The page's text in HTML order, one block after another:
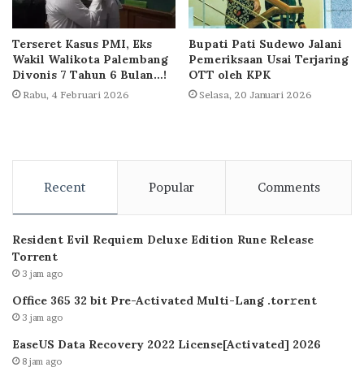
Terseret Kasus PMI, Eks
Wakil Walikota Palembang
Divonis 7 Tahun 6 Bulan…!
Rabu, 4 Februari 2026
Bupati Pati Sudewo Jalani
Pemeriksaan Usai Terjaring
OTT oleh KPK
Selasa, 20 Januari 2026
Recent Popular Comments
Resident Evil Requiem Deluxe Edition Rune Release
Torrent
3 jam ago
Office 365 32 bit Pre-Activated Multi-Lang .tоr𝚛еnt
3 jam ago
EaseUS Data Recovery 2022 License[Activated] 2026
8 jam ago